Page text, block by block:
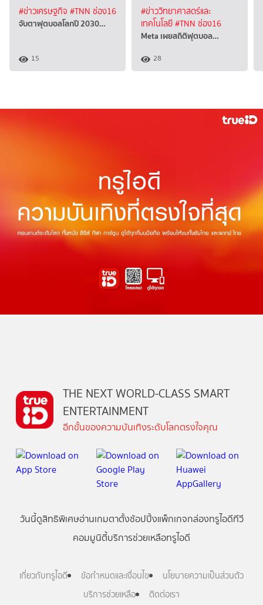
#ข่าวเศรษฐกิจ #TNN ช่อง16
จับตาฟุตบอลโลกปี 2030…
15
#ข่าววิทยาศาสตร์และ
เทคโนโลยี#TNN ช่อง16
Meta เผยสถิติฟุตบอล…
28
THE NEXT WORLD-CLASS SMART
ENTERTAINMENT
อีกขั้นของความบันเทิงระดับโลกตรงใจคุณ
วันนี้ดูสิทธิพิเศษอ่านเกมตาตั้งช้อปปิ้งแพ็กเกจกล่องทรูไอดีทีวี
คอมมูนิตี้บริการช่วยเหลือทรูไอดี
เกี่ยวกับทรูไอดี ข้อกำหนดและเงื่อนไข
นโยบายความเป็นส่วนตัว
บริการช่วยเหลือ
ติดต่อเรา